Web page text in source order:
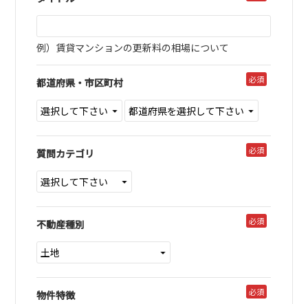
例）賃貸マンションの更新料の相場について
都道府県・市区町村 必須
質問カテゴリ 必須
不動産種別 必須
物件特徴 必須